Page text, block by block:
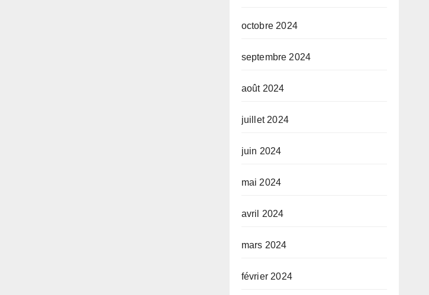
octobre 2024
septembre 2024
août 2024
juillet 2024
juin 2024
mai 2024
avril 2024
mars 2024
février 2024